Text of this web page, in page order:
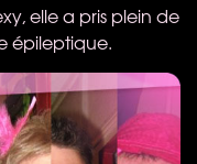
elle a pris plein de
épileptique.